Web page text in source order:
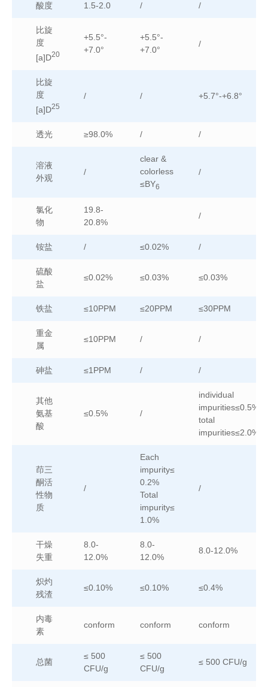
酸度 1.5-2.0 / /
比旋
度
[a]D20
+5.5°-
+7.0°
+5.5°-
+7.0°
/
比旋
度
[a]D25
/ / +5.7°-+6.8°
透光 ≥98.0% / /
溶液
外观
/
clear &
colorless
≤BY6
/
氯化
物
19.8-
20.8%
/
铵盐 / ≤0.02% /
硫酸
盐
≤0.02% ≤0.03% ≤0.03%
铁盐 ≤10PPM ≤20PPM ≤30PPM
重金
属
≤10PPM / /
砷盐 ≤1PPM / /
其他
氨基
酸
≤0.5% /
individual
impurities≤0.5%
total
impurities≤2.0%
茚三
酮活
性物
质
/
Each
impurity≤
0.2%
Total
impurity≤
1.0%
/
干燥
失重
8.0-
12.0%
8.0-
12.0%
8.0-12.0%
炽灼
残渣
≤0.10% ≤0.10% ≤0.4%
内毒
素
conform conform conform
总菌
≤ 500
CFU/g
≤ 500
CFU/g
≤ 500 CFU/g